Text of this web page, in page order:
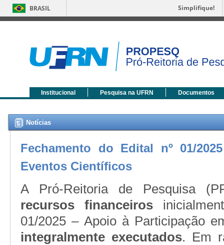
BRASIL Simplifique!
Institucional Pesquisa na UFRN Documentos
Notícias
Fechamento do Edital nº 01/
Eventos Científicos
A Pró-Reitoria de Pesquisa
recursos financeiros
01/2025 – Apoio à Participação
integralmente executados. Em